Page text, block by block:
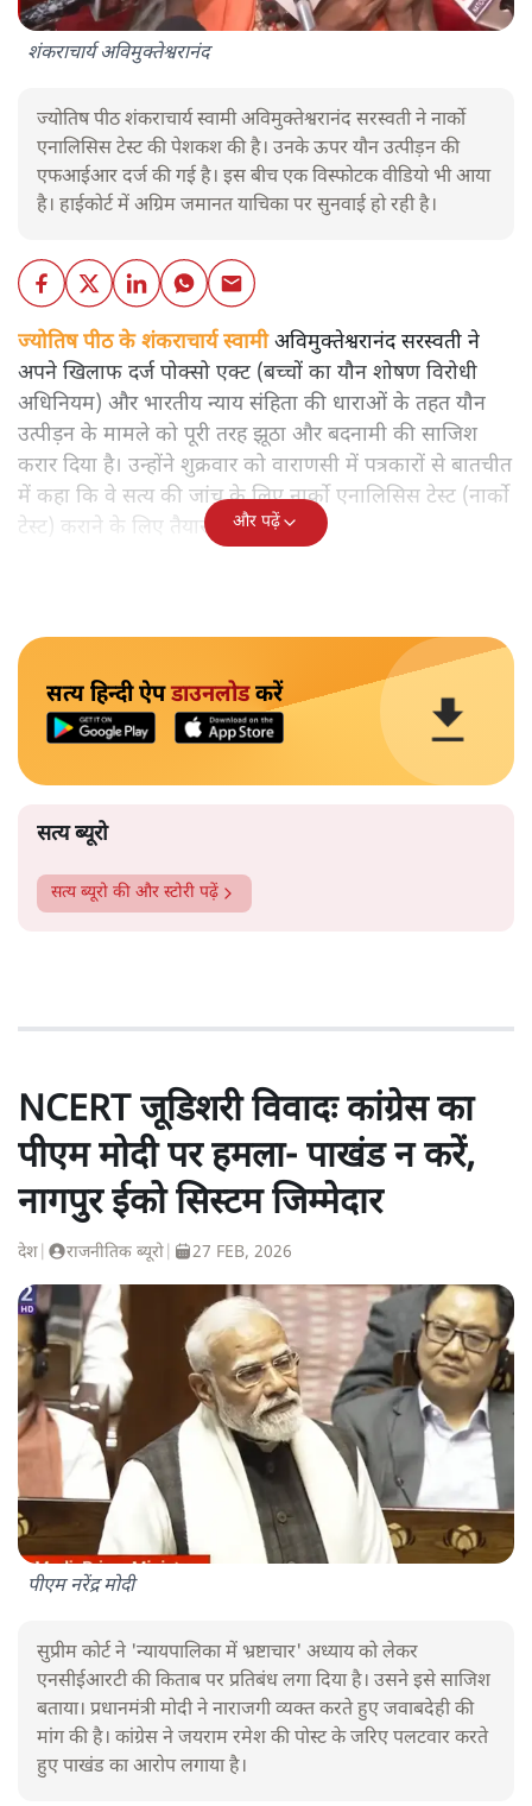
शंकराचार्य अविमुक्तेश्वरानंद
ज्योतिष पीठ शंकराचार्य स्वामी अविमुक्तेश्वरानंद सरस्वती ने नार्को
एनालिसिस टेस्ट की पेशकश की है। उनके ऊपर यौन उत्पीड़न की
एफआईआर दर्ज की गई है। इस बीच एक विस्फोटक वीडियो भी आया
है। हाईकोर्ट में अग्रिम जमानत याचिका पर सुनवाई हो रही है।
ज्योतिष पीठ के शंकराचार्य स्वामीअविमुक्तेश्वरानंद सरस्वती ने
अपने खिलाफ दर्ज पोक्सो एक्ट (बच्चों का यौन शोषण विरोधी
अधिनियम) और भारतीय न्याय संहिता की धाराओं के तहत यौन
उत्पीड़न के मामले को पूरी तरह झूठा और बदनामी की साजिश
करार दिया है। उन्होंने शुक्रवार को वाराणसी में पत्रकारों से बातचीत
में कहा कि वे सत्य की जांच के लिए नार्को एनालिसिस टेस्ट (नार्को
टेस्ट) कराने के लिए तैयार हैं।
और पढ़ें
सत्य हिन्दी ऐपडाउनलोडकरें
सत्य ब्यूरो
सत्य ब्यूरो की और स्टोरी पढ़ें
NCERT जूडिशरी विवादः कांग्रेस का
पीएम मोदी पर हमला- पाखंड न करें,
नागपुर ईको सिस्टम जिम्मेदार
देश राजनीतिक ब्यूरो 27 FEB, 2026
पीएम नरेंद्र मोदी
सुप्रीम कोर्ट ने 'न्यायपालिका में भ्रष्टाचार' अध्याय को लेकर
एनसीईआरटी की किताब पर प्रतिबंध लगा दिया है। उसने इसे साजिश
बताया। प्रधानमंत्री मोदी ने नाराजगी व्यक्त करते हुए जवाबदेही की
मांग की है। कांग्रेस ने जयराम रमेश की पोस्ट के जरिए पलटवार करते
हुए पाखंड का आरोप लगाया है।